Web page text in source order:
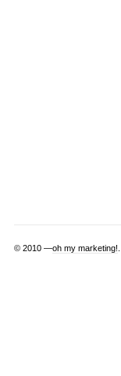
© 2010 —oh my marketing!